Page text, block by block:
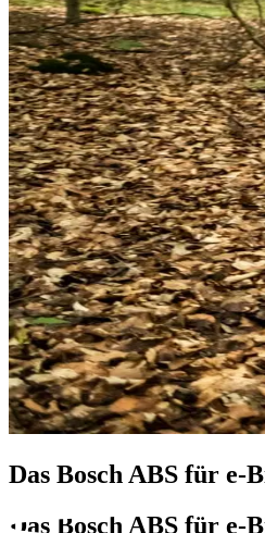
Das Bosch ABS für e-
Das Bosch ABS für e-